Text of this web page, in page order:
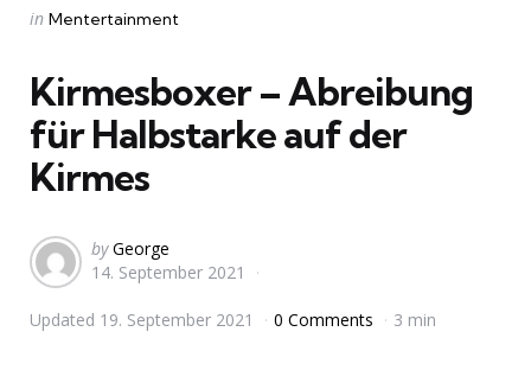
Categories
Posted
in Mentertainment
Kirmesboxer – Abreibung
für Halbstarke auf der
Kirmes
Posted
by
by George
14. September 2021
Updated 19. September 2021 0 Comments 3 min